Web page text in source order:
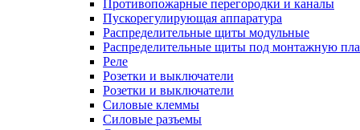
Противопожарные перегородки и каналы
Пускорегулирующая аппаратура
Распределительные щиты модульные
Распределительные щиты под монтажную
Реле
Розетки и выключатели
Розетки и выключатели
Силовые клеммы
Силовые разъемы